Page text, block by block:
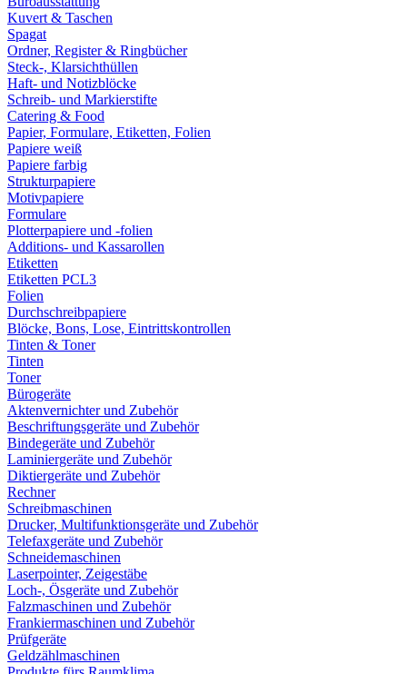
Kuvert & Taschen
Spagat
Ordner, Register & Ringbücher
Steck-, Klarsichthüllen
Haft- und Notizblöcke
Schreib- und Markierstifte
Catering & Food
Papier, Formulare, Etiketten, Folien
Papiere weiß
Papiere farbig
Strukturpapiere
Motivpapiere
Formulare
Plotterpapiere und -folien
Additions- und Kassarollen
Etiketten
Etiketten PCL3
Folien
Durchschreibpapiere
Blöcke, Bons, Lose, Eintrittskontrollen
Tinten & Toner
Tinten
Toner
Bürogeräte
Aktenvernichter und Zubehör
Beschriftungsgeräte und Zubehör
Bindegeräte und Zubehör
Laminiergeräte und Zubehör
Diktiergeräte und Zubehör
Rechner
Schreibmaschinen
Drucker, Multifunktionsgeräte und Zubehör
Telefaxgeräte und Zubehör
Schneidemaschinen
Laserpointer, Zeigestäbe
Loch-, Ösgeräte und Zubehör
Falzmaschinen und Zubehör
Frankiermaschinen und Zubehör
Prüfgeräte
Geldzählmaschinen